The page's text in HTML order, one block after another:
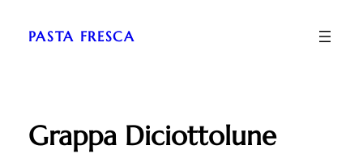
Inhalt
springen
PASTA FRESCA
Grappa Diciottolune